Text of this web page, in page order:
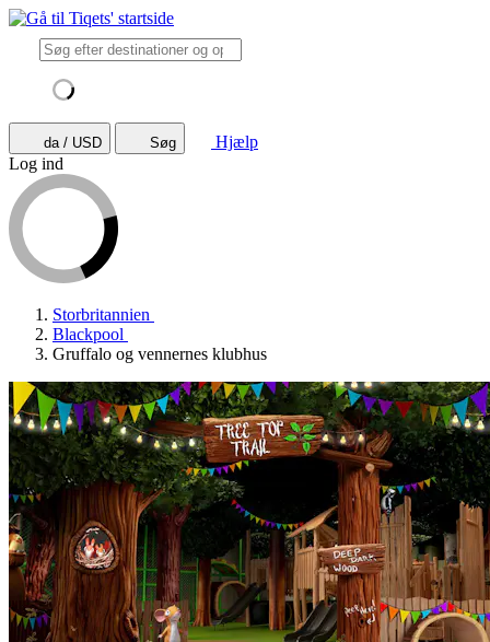
da / USD Søg
Hjælp
Log ind
Storbritannien
Blackpool
Gruffalo og vennernes klubhus